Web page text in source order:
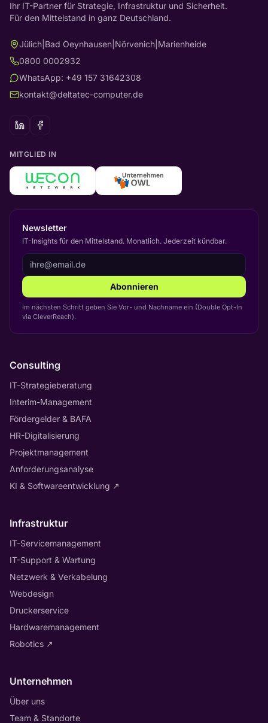
Ihr IT-Partner für Strategie, Infrastruktur und Sicherheit.
Für den Mittelstand in ganz Deutschland.
Jülich Bad Oeynhausen Nörvenich Marienheide
0800 0002932
WhatsApp: +49 157 31642308
kontakt@deltatec-computer.de
MITGLIED IN
Newsletter
IT-Insights für den Mittelstand. Monatlich. Jederzeit kündbar.
Abonnieren
Im nächsten Schritt geben Sie Vor- und Nachname ein (Double Opt-In
via CleverReach).
Consulting
IT-Strategieberatung
Interim-Management
Fördergelder & BAFA
HR-Digitalisierung
Projektmanagement
Anforderungsanalyse
KI & Softwareentwicklung ↗
Infrastruktur
IT-Servicemanagement
IT-Support & Wartung
Netzwerk & Verkabelung
Webdesign
Druckerservice
Hardwaremanagement
Robotics ↗
Unternehmen
Über uns
Team & Standorte